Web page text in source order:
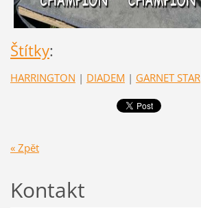
Štítky:
HARRINGTON | DIADEM | GARNET STAR
« Zpět
Kontakt